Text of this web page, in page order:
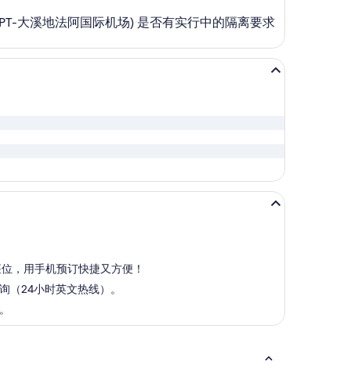
大溪地法阿国际机场) 是否有实行中的隔离要求
，用手机预订快捷又方便！
（24小时英文热线）。